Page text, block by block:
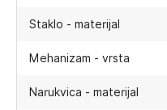
Staklo - materijal
Mehanizam - vrsta
Narukvica - materijal